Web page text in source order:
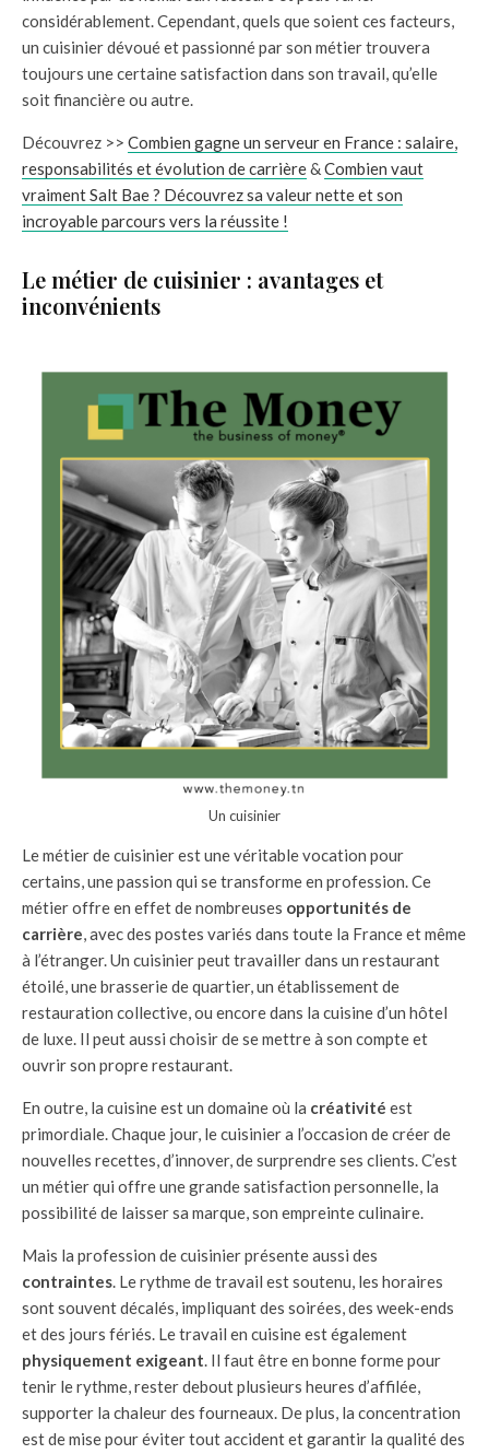
considérablement. Cependant, quels que soient ces facteurs,
un cuisinier dévoué et passionné par son métier trouvera
toujours une certaine satisfaction dans son travail, qu’elle
soit financière ou autre.
Découvrez >> Combien gagne un serveur en France : salaire,
responsabilités et évolution de carrière&Combien vaut
vraiment Salt Bae ? Découvrez sa valeur nette et son
incroyable parcours vers la réussite !
Le métier de cuisinier : avantages et
inconvénients
Un cuisinier
Le métier de cuisinier est une véritable vocation pour
certains, une passion qui se transforme en profession. Ce
métier offre en effet de nombreuses opportunités de
carrière, avec des postes variés dans toute la France et même
à l’étranger. Un cuisinier peut travailler dans un restaurant
étoilé, une brasserie de quartier, un établissement de
restauration collective, ou encore dans la cuisine d’un hôtel
de luxe. Il peut aussi choisir de se mettre à son compte et
ouvrir son propre restaurant.
En outre, la cuisine est un domaine où la créativité est
primordiale. Chaque jour, le cuisinier a l’occasion de créer de
nouvelles recettes, d’innover, de surprendre ses clients. C’est
un métier qui offre une grande satisfaction personnelle, la
possibilité de laisser sa marque, son empreinte culinaire.
Mais la profession de cuisinier présente aussi des
contraintes. Le rythme de travail est soutenu, les horaires
sont souvent décalés, impliquant des soirées, des week-ends
et des jours fériés. Le travail en cuisine est également
physiquement exigeant. Il faut être en bonne forme pour
tenir le rythme, rester debout plusieurs heures d’affilée,
supporter la chaleur des fourneaux. De plus, la concentration
est de mise pour éviter tout accident et garantir la qualité des